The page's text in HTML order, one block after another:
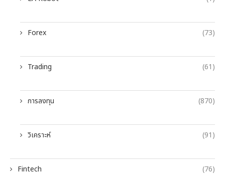
Forex (73)
Trading (61)
การลงทุน (870)
วิเคราะห์ (91)
Fintech (76)